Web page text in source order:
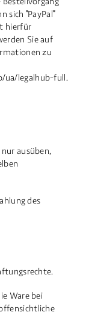
sich "PayPal"
hierfür
Sie auf
zu
ua/legalhub-full.
ausüben,
des
Ware bei